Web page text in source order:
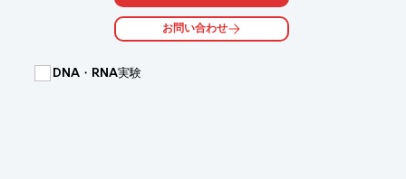
■ThermoFisher, Agilent 各種アレイに対応
MGI 社製 DNBSEQ による自社内シークエンス
お問い合わせ
DNA・RNA実験